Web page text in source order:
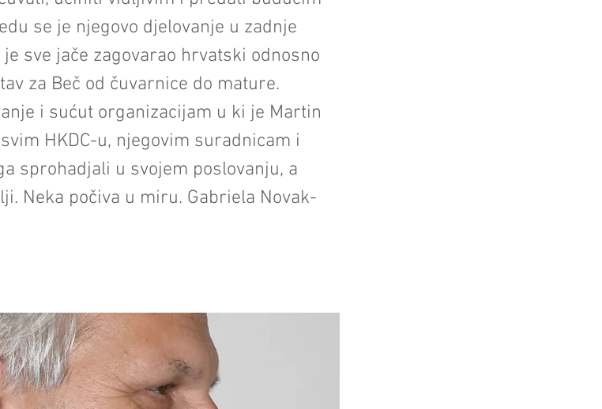
se je njegovo djelovanje u zadnje
sve jače zagovarao hrvatski odnosno
za Beč od čuvarnice do mature.
i sućut organizacijam u ki je Martin
HKDC-u, njegovim suradnicam i
sprohadjali u svojem poslovanju, a
Neka počiva u miru. Gabriela Novak-